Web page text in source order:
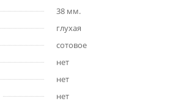
38 мм.
глухая
сотовое
нет
нет
нет